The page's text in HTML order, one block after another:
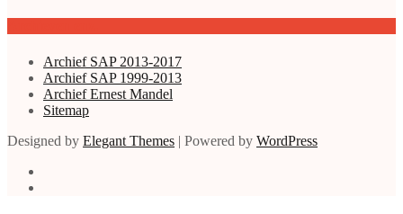
Archief SAP 2013-2017
Archief SAP 1999-2013
Archief Ernest Mandel
Sitemap
Designed by Elegant Themes | Powered by WordPress